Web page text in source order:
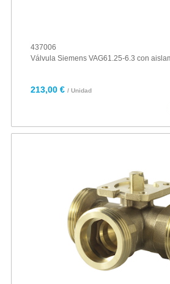
437006
Válvula Siemens VAG61.25-6.3 con
213,00 € / Unidad